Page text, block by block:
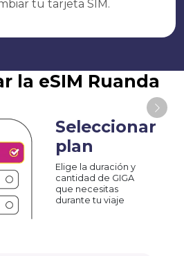
tu tarjeta SIM.
la eSIM Ruanda
Seleccionar
plan
Elige la duración y
cantidad de GIGA
que necesitas
durante tu viaje